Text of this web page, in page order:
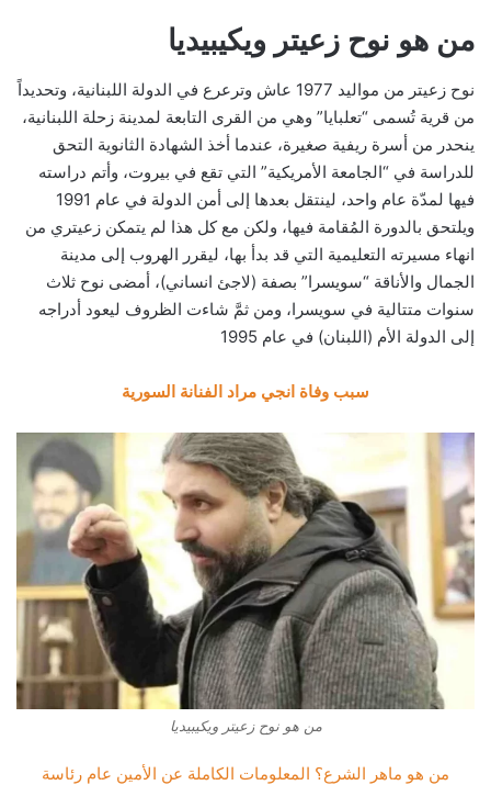
من هو نوح زعيتر ويكيبيديا
نوح زعيتر من مواليد 1977 عاش وترعرع في الدولة اللبنانية، وتحديداً
من قرية تُسمى “تعلبايا” وهي من القرى التابعة لمدينة زحلة اللبنانية،
ينحدر من أسرة ريفية صغيرة، عندما أخذ الشهادة الثانوية التحق
للدراسة في “الجامعة الأمريكية” التي تقع في بيروت، وأتم دراسته
فيها لمدّة عام واحد، لينتقل بعدها إلى أمن الدولة في عام 1991
ويلتحق بالدورة المُقامة فيها، ولكن مع كل هذا لم يتمكن زعيتري من
انهاء مسيرته التعليمية التي قد بدأ بها، ليقرر الهروب إلى مدينة
الجمال والأناقة “سويسرا” بصفة (لاجئ انساني)، أمضى نوح ثلاث
سنوات متتالية في سويسرا، ومن ثمَّ شاءت الظروف ليعود أدراجه
إلى الدولة الأم (اللبنان) في عام 1995
سبب وفاة انجي مراد الفنانة السورية
من هو نوح زعيتر ويكيبيديا
من هو ماهر الشرع؟ المعلومات الكاملة عن الأمين عام رئاسة